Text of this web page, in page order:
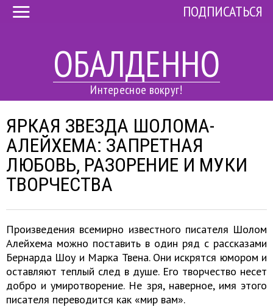
ОБАЛДЕННО
Интересное вокруг!
ПОДПИСАТЬСЯ
ЯРКАЯ ЗВЕЗДА ШОЛОМА-
АЛЕЙХЕМА: ЗАПРЕТНАЯ
ЛЮБОВЬ, РАЗОРЕНИЕ И МУКИ
ТВОРЧЕСТВА
Произведения всемирно известного писателя Шолом
Алейхема можно поставить в один ряд с рассказами
Бернарда Шоу и Марка Твена. Они искрятся юмором и
оставляют теплый след в душе. Его творчество несет
добро и умиротворение. Не зря, наверное, имя этого
писателя переводится как «мир вам».